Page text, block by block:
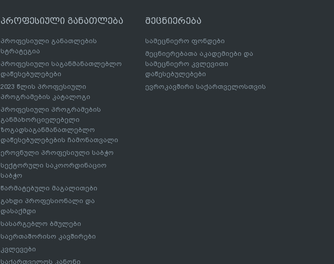
პროფესიული განათლება
პროფესიული განათლების
სტრატეგია
პროფესიული საგანმანათლებლო
დაწესებულებები
2023 წლის პროფესიული
პროგრამების კატალოგი
პროფესიული პროგრამების
განმახორციელებელი
ზოგადსაგანმანათლებლო
დაწესებულებების ჩამონათვალი
ეროვნული პროფესიული საბჭო
სექტორული საკოორდინაციო
საბჭო
წარმატებული მაგალითები
გახდი პროფესიონალი და
დასაქმდი
სასარგებლო ბმულები
საერთაშორისო კავშირები
კვლევები
საქართველოს კანონი
მეცნიერება
სამეცნიერო ფონდები
მეცნიერებათა აკადემიები და
სამეცნიერო კვლევითი
დაწესებულებები
ევროკავშირი საქართველოსთვის